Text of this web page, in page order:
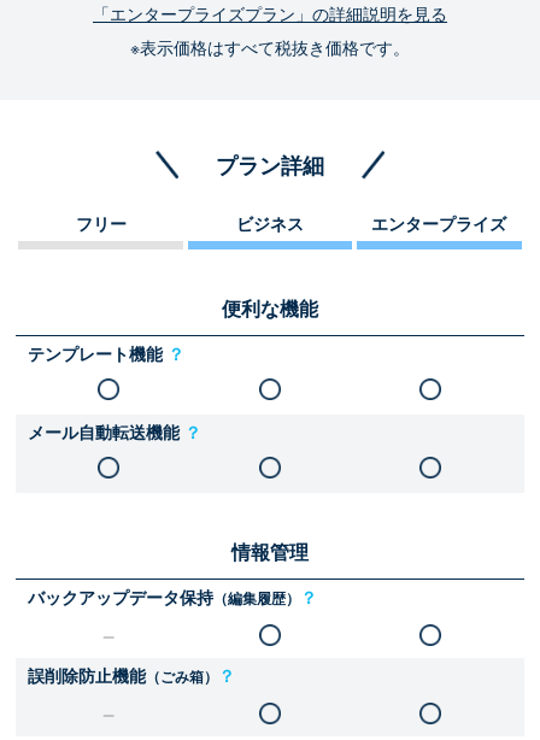
「エンタープライズプラン」の詳細説明を見る
※表示価格はすべて税抜き価格です。
プラン詳細
フリー ビジネス エンタープライズ
便利な機能
テンプレート機能 ？
メール自動転送機能 ？
情報管理
バックアップデータ保持（編集履歴） ？
誤削除防止機能（ごみ箱） ？